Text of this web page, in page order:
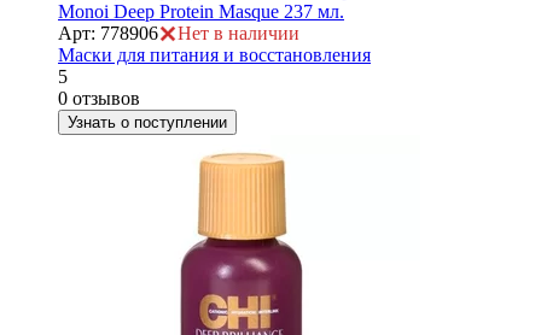
Monoi Deep Protein Masque 237 мл.
Арт: 778906
Нет в наличии
Маски для питания и восстановления
5
0 отзывов
Узнать о поступлении